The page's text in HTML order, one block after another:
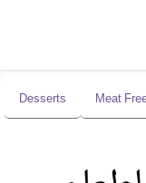
Meat
Desserts